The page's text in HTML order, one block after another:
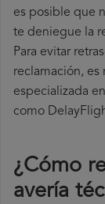
es posible que
te deniegue la
Para evitar
reclamación, es
especializada
como
¿Cómo
avería